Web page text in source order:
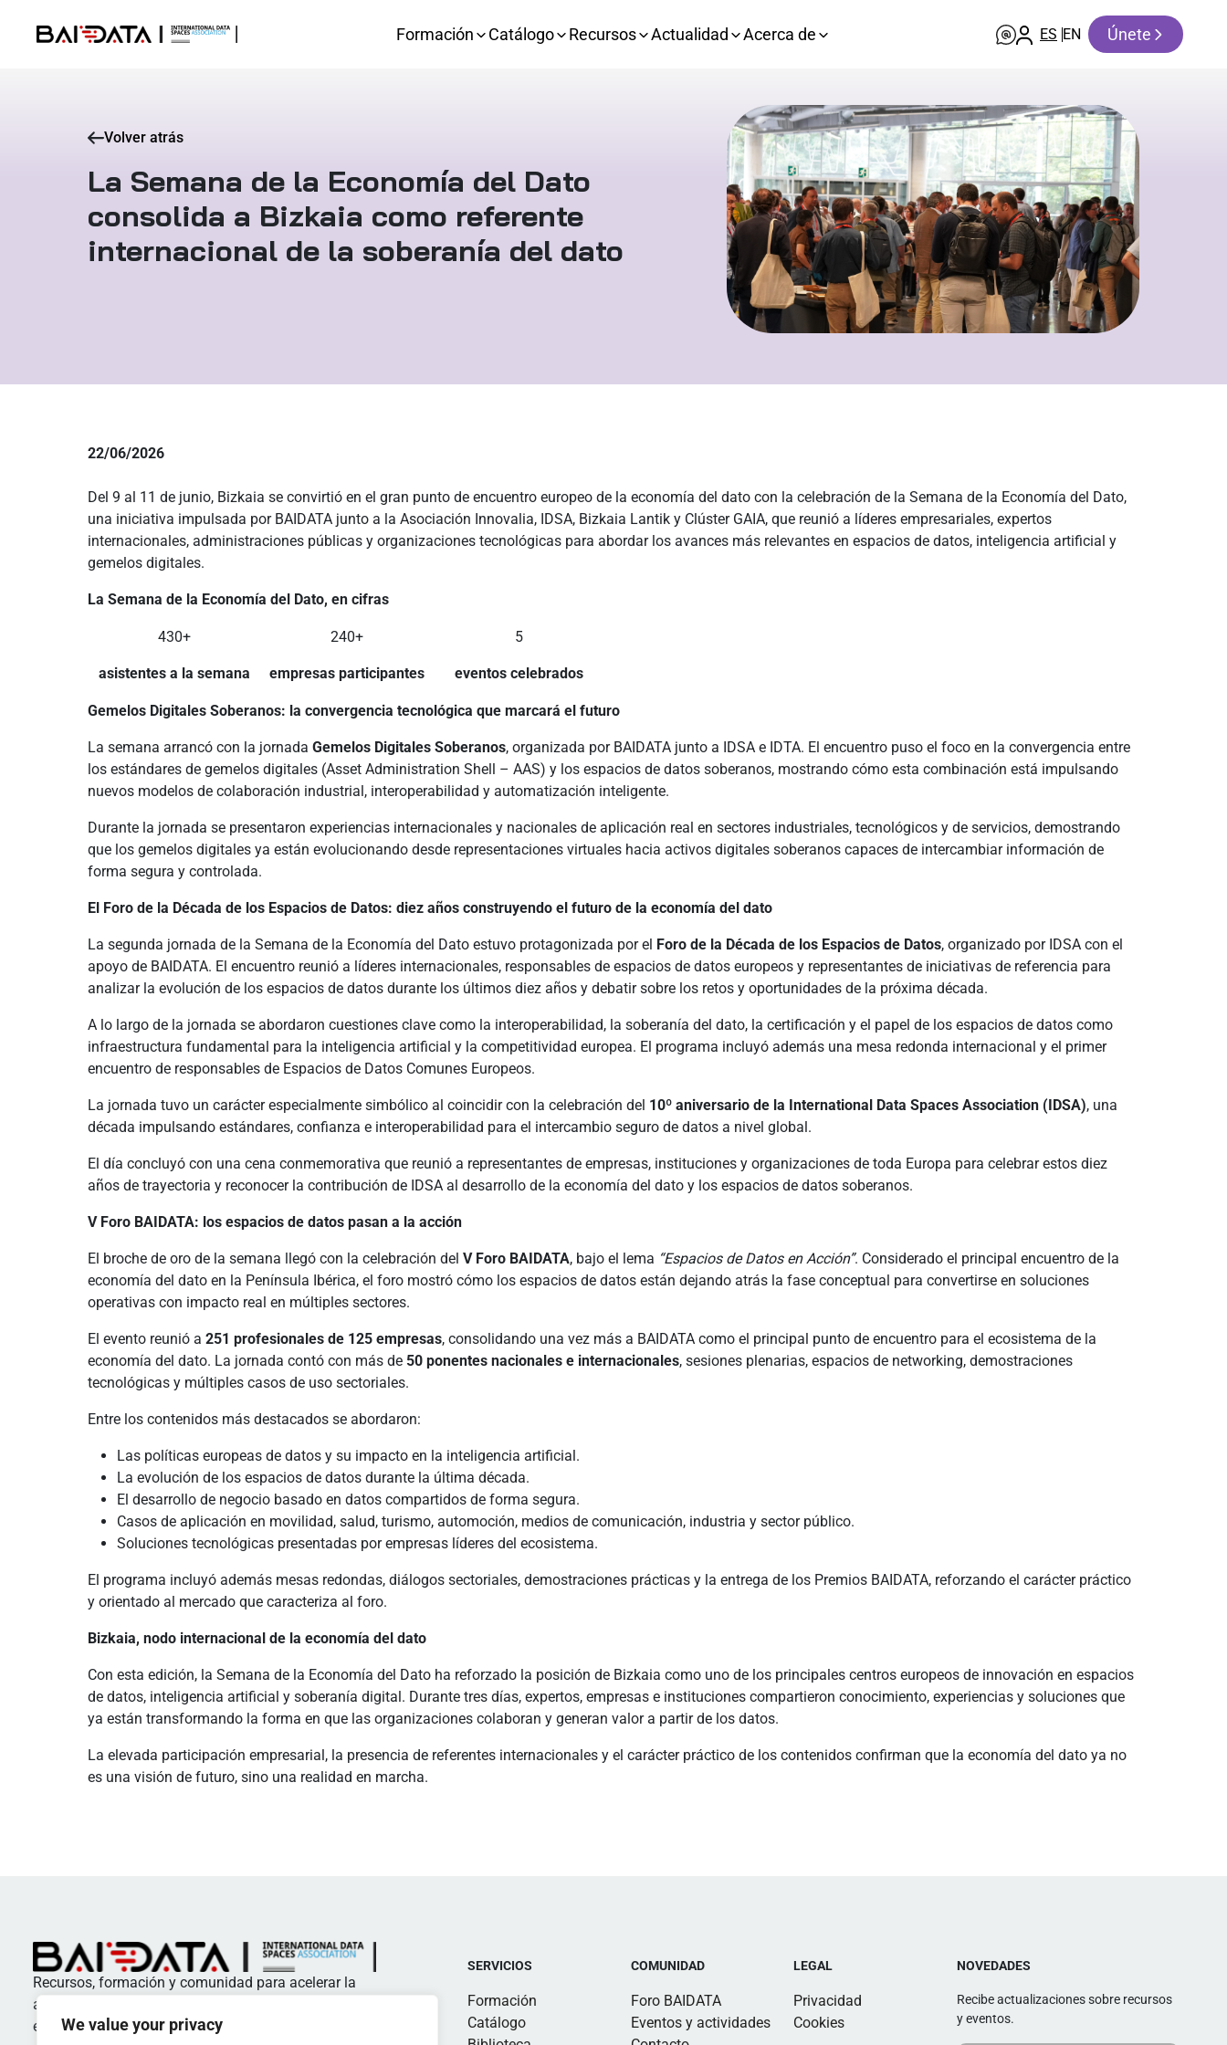
We value your privacy
Formación Catálogo Recursos Actualidad Acerca de ES EN Únete
Volver atrás
La Semana de la Economía del Dato
consolida a Bizkaia como referente
internacional de la soberanía del dato
22/06/2026
Del 9 al 11 de junio, Bizkaia se convirtió en el gran punto de encuentro europeo de la economía del dato con la celebración de la Semana de la Economía del Dato,
una iniciativa impulsada por BAIDATA junto a la Asociación Innovalia, IDSA, Bizkaia Lantik y Clúster GAIA, que reunió a líderes empresariales, expertos
internacionales, administraciones públicas y organizaciones tecnológicas para abordar los avances más relevantes en espacios de datos, inteligencia artificial y
gemelos digitales.
La Semana de la Economía del Dato, en cifras
430+
asistentes a la semana
240+
empresas participantes
5
eventos celebrados
Gemelos Digitales Soberanos: la convergencia tecnológica que marcará el futuro
La semana arrancó con la jornada Gemelos Digitales Soberanos, organizada por BAIDATA junto a IDSA e IDTA. El encuentro puso el foco en la convergencia entre
los estándares de gemelos digitales (Asset Administration Shell – AAS) y los espacios de datos soberanos, mostrando cómo esta combinación está impulsando
nuevos modelos de colaboración industrial, interoperabilidad y automatización inteligente.
Durante la jornada se presentaron experiencias internacionales y nacionales de aplicación real en sectores industriales, tecnológicos y de servicios, demostrando
que los gemelos digitales ya están evolucionando desde representaciones virtuales hacia activos digitales soberanos capaces de intercambiar información de
forma segura y controlada.
El Foro de la Década de los Espacios de Datos: diez años construyendo el futuro de la economía del dato
La segunda jornada de la Semana de la Economía del Dato estuvo protagonizada por el Foro de la Década de los Espacios de Datos, organizado por IDSA con el
apoyo de BAIDATA. El encuentro reunió a líderes internacionales, responsables de espacios de datos europeos y representantes de iniciativas de referencia para
analizar la evolución de los espacios de datos durante los últimos diez años y debatir sobre los retos y oportunidades de la próxima década.
A lo largo de la jornada se abordaron cuestiones clave como la interoperabilidad, la soberanía del dato, la certificación y el papel de los espacios de datos como
infraestructura fundamental para la inteligencia artificial y la competitividad europea. El programa incluyó además una mesa redonda internacional y el primer
encuentro de responsables de Espacios de Datos Comunes Europeos.
La jornada tuvo un carácter especialmente simbólico al coincidir con la celebración del 10º aniversario de la International Data Spaces Association (IDSA), una
década impulsando estándares, confianza e interoperabilidad para el intercambio seguro de datos a nivel global.
El día concluyó con una cena conmemorativa que reunió a representantes de empresas, instituciones y organizaciones de toda Europa para celebrar estos diez
años de trayectoria y reconocer la contribución de IDSA al desarrollo de la economía del dato y los espacios de datos soberanos.
V Foro BAIDATA: los espacios de datos pasan a la acción
El broche de oro de la semana llegó con la celebración del V Foro BAIDATA, bajo el lema “Espacios de Datos en Acción”. Considerado el principal encuentro de la
economía del dato en la Península Ibérica, el foro mostró cómo los espacios de datos están dejando atrás la fase conceptual para convertirse en soluciones
operativas con impacto real en múltiples sectores.
El evento reunió a 251 profesionales de 125 empresas, consolidando una vez más a BAIDATA como el principal punto de encuentro para el ecosistema de la
economía del dato. La jornada contó con más de 50 ponentes nacionales e internacionales, sesiones plenarias, espacios de networking, demostraciones
tecnológicas y múltiples casos de uso sectoriales.
Entre los contenidos más destacados se abordaron:
Las políticas europeas de datos y su impacto en la inteligencia artificial.
La evolución de los espacios de datos durante la última década.
El desarrollo de negocio basado en datos compartidos de forma segura.
Casos de aplicación en movilidad, salud, turismo, automoción, medios de comunicación, industria y sector público.
Soluciones tecnológicas presentadas por empresas líderes del ecosistema.
El programa incluyó además mesas redondas, diálogos sectoriales, demostraciones prácticas y la entrega de los Premios BAIDATA, reforzando el carácter práctico
y orientado al mercado que caracteriza al foro.
Bizkaia, nodo internacional de la economía del dato
Con esta edición, la Semana de la Economía del Dato ha reforzado la posición de Bizkaia como uno de los principales centros europeos de innovación en espacios
de datos, inteligencia artificial y soberanía digital. Durante tres días, expertos, empresas e instituciones compartieron conocimiento, experiencias y soluciones que
ya están transformando la forma en que las organizaciones colaboran y generan valor a partir de los datos.
La elevada participación empresarial, la presencia de referentes internacionales y el carácter práctico de los contenidos confirman que la economía del dato ya no
es una visión de futuro, sino una realidad en marcha.
Recursos, formación y comunidad para acelerar la
adopción de estándares y buenas prácticas en
espacios de datos
SERVICIOS
Formación
Catálogo
COMUNIDAD
Foro BAIDATA
Eventos y actividades
LEGAL
Privacidad
Cookies
NOVEDADES
Recibe actualizaciones sobre recursos
y eventos.